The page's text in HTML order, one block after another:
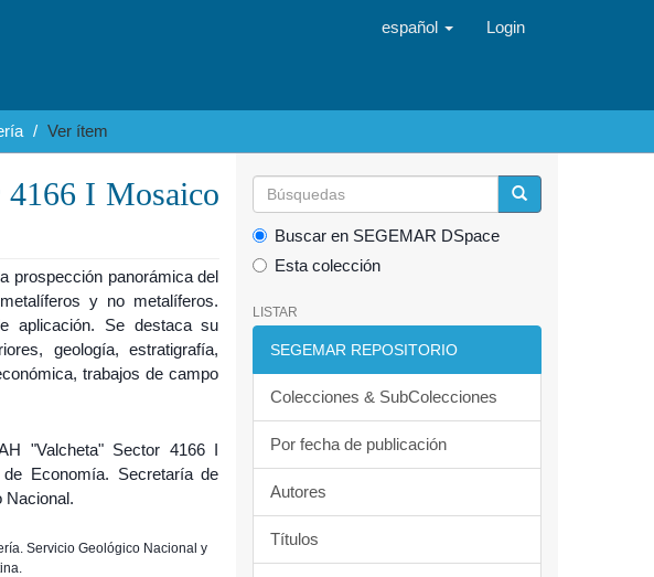
español Login
Ver ítem
I Mosaico
prospección panorámica del
y no metalíferos.
aplicación. Se destaca su
geología, estratigrafía,
trabajos de campo
"Valcheta" Sector 4166 I
Economía. Secretaría de
Nacional.
Servicio Geológico Nacional y
Buscar en SEGEMAR DSpace
Esta colección
LISTAR
SEGEMAR REPOSITORIO
Colecciones & SubColecciones
Por fecha de publicación
Autores
Títulos